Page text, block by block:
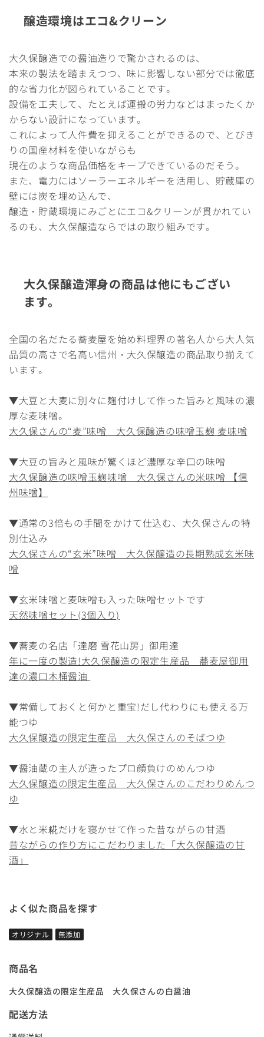
醸造環境はエコ&クリーン
大久保醸造での醤油造りで驚かされるのは、
本来の製法を踏まえつつ、味に影響しない部分では徹底
的な省力化が図られていることです。
設備を工夫して、たとえば運搬の労力などはまったくか
からない設計になっています。
これによって人件費を抑えることができるので、とびき
りの国産材料を使いながらも
現在のような商品価格をキープできているのだそう。
また、電力にはソーラーエネルギーを活用し、貯蔵庫の
壁には炭を埋め込んで、
醸造・貯蔵環境にみごとにエコ&クリーンが貫かれてい
るのも、大久保醸造ならではの取り組みです。
大久保醸造渾身の商品は他にもござい
ます。
全国の名だたる蕎麦屋を始め料理界の著名人から大人気
品質の高さで名高い信州・大久保醸造の商品取り揃えて
います。
▼大豆と大麦に別々に麹付けして作った旨みと風味の濃
厚な麦味噌。
大久保さんの“麦”味噌 大久保醸造の味噌玉麹 麦味噌
▼大豆の旨みと風味が驚くほど濃厚な辛口の味噌
大久保醸造の味噌玉麹味噌 大久保さんの米味噌 【信
州味噌】
▼通常の3倍もの手間をかけて仕込む、大久保さんの特
別仕込み
大久保さんの“玄米”味噌 大久保醸造の長期熟成玄米味
噌
▼玄米味噌と麦味噌も入った味噌セットです
天然味噌セット(3個入り)
▼蕎麦の名店「達磨 雪花山房」御用達
年に一度の製造!大久保醸造の限定生産品 蕎麦屋御用
達の濃口木桶醤油
▼常備しておくと何かと重宝!だし代わりにも使える万
能つゆ
大久保醸造の限定生産品 大久保さんのそばつゆ
▼醤油蔵の主人が造ったプロ顔負けのめんつゆ
大久保醸造の限定生産品 大久保さんのこだわりめんつ
ゆ
▼水と米糀だけを寝かせて作った昔ながらの甘酒
昔ながらの作り方にこだわりました「大久保醸造の甘
酒」
よく似た商品を探す
オリジナル 無添加
商品名
大久保醸造の限定生産品 大久保さんの白醤油
配送方法